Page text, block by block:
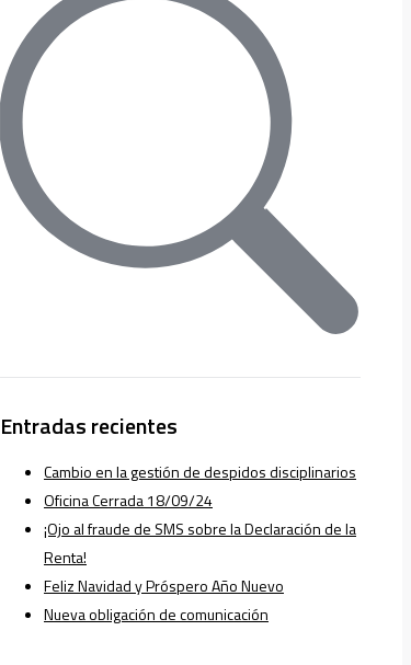
Entradas recientes
Cambio en la gestión de despidos disciplinarios
Oficina Cerrada 18/09/24
¡Ojo al fraude de SMS sobre la Declaración de la
Renta!
Feliz Navidad y Próspero Año Nuevo
Nueva obligación de comunicación